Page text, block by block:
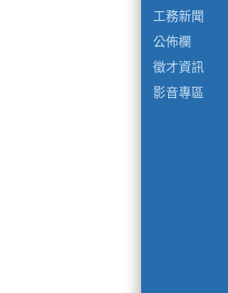
工務新聞
公佈欄
徵才資訊
影音專區